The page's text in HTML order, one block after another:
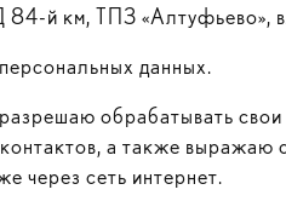
й км, ТПЗ «Алтуфьево»,
данных.
обрабатывать
а также
через сеть интернет.